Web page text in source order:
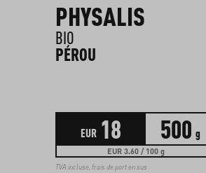
PHYSALIS
BIO
PÉROU
EUR 18 500 g
EUR 3.60 / 100 g
TVA incluse, frais de port en sus